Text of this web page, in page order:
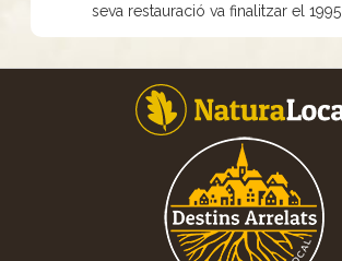
seva restauració va finalitzar el 1995.